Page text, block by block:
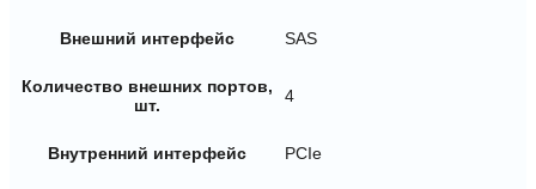
Внешний интерфейс SAS
Количество внешних портов,
шт.
4
Внутренний интерфейс PCIe